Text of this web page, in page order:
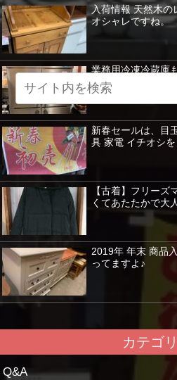
入荷情報 天然木の
オシャレですね。
業務用冷凍冷蔵庫
紹介 暖房器具など
新春セールは、目
具 家電 イチオシ
【古着】フリーズ
くてあたたかで大
2019年 年末 商品
ってますよ♪
カテゴ
Q&A